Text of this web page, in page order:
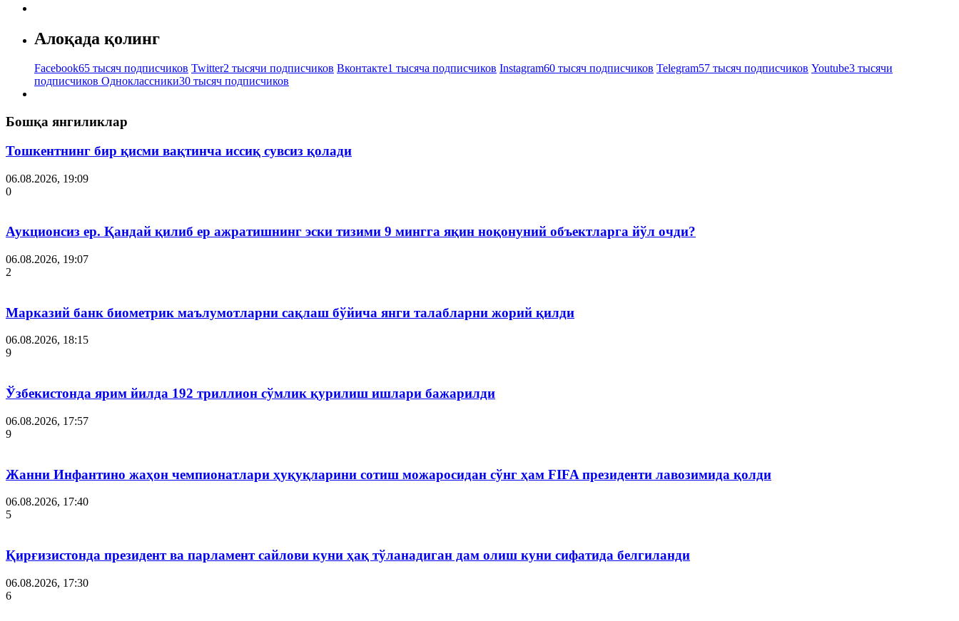
Алоқада қолинг
Facebook65 тысяч подписчиков Twitter2 тысячи подписчиков Вконтакте1 тысяча подписчиков Instagram60 тысяч подписчиков Telegram57 тысяч подписчиков Youtube3 тысячи
подписчиков Одноклассники30 тысяч подписчиков
Бошқа янгиликлар
Тошкентнинг бир қисми вақтинча иссиқ сувсиз қолади
06.08.2026, 19:09
0
Аукционсиз ер. Қандай қилиб ер ажратишнинг эски тизими 9 мингга яқин ноқонуний объектларга йўл очди?
06.08.2026, 19:07
2
Марказий банк биометрик маълумотларни сақлаш бўйича янги талабларни жорий қилди
06.08.2026, 18:15
9
Ўзбекистонда ярим йилда 192 триллион сўмлик қурилиш ишлари бажарилди
06.08.2026, 17:57
9
Жанни Инфантино жаҳон чемпионатлари ҳуқуқларини сотиш можаросидан сўнг ҳам FIFA президенти лавозимида қолди
06.08.2026, 17:40
5
Қирғизистонда президент ва парламент сайлови куни ҳақ тўланадиган дам олиш куни сифатида белгиланди
06.08.2026, 17:30
6